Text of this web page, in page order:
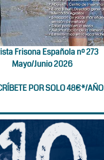
Frisona Española nº 273
Mayo/Junio 2026
POR SOLO 48€*/AÑO